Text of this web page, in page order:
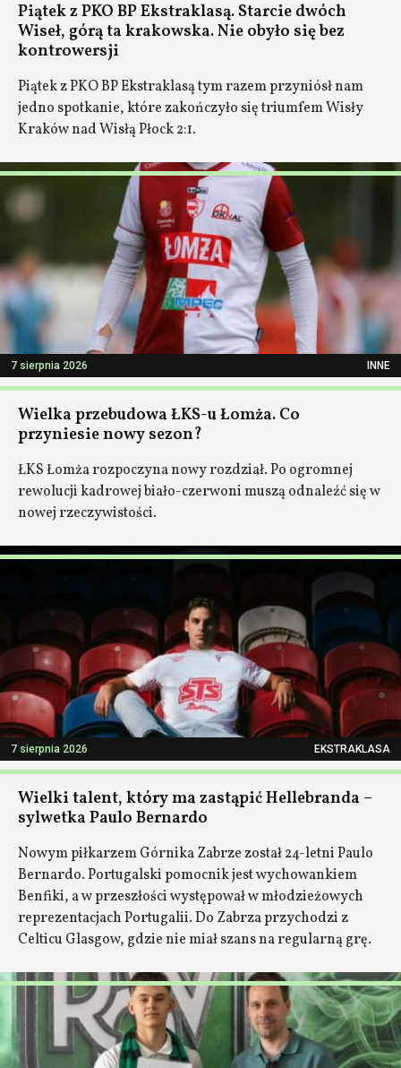
Piątek z PKO BP Ekstraklasą. Starcie dwóch
Wiseł, górą ta krakowska. Nie obyło się bez
kontrowersji
Piątek z PKO BP Ekstraklasą tym razem przyniósł nam
jedno spotkanie, które zakończyło się triumfem Wisły
Kraków nad Wisłą Płock 2:1.
7 sierpnia 2026 INNE
Wielka przebudowa ŁKS-u Łomża. Co
przyniesie nowy sezon?
ŁKS Łomża rozpoczyna nowy rozdział. Po ogromnej
rewolucji kadrowej biało-czerwoni muszą odnaleźć się w
nowej rzeczywistości.
7 sierpnia 2026 EKSTRAKLASA
Wielki talent, który ma zastąpić Hellebranda –
sylwetka Paulo Bernardo
Nowym piłkarzem Górnika Zabrze został 24-letni Paulo
Bernardo. Portugalski pomocnik jest wychowankiem
Benfiki, a w przeszłości występował w młodzieżowych
reprezentacjach Portugalii. Do Zabrza przychodzi z
Celticu Glasgow, gdzie nie miał szans na regularną grę.